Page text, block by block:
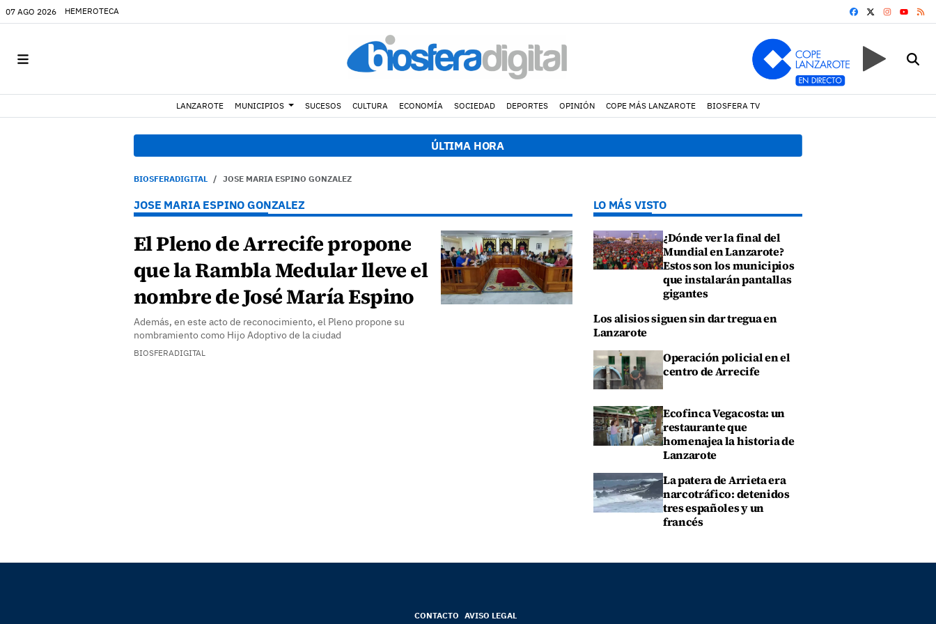
07 AGO 2026 HEMEROTECA FACEBOOK
YOUTUBE
LANZAROTE MUNICIPIOS SUCESOS CULTURA ECONOMÍA SOCIEDAD DEPORTES OPINIÓN COPE MÁS LANZAROTE BIOSFERA TV
ÚLTIMA HORA
El alcalde de Arrecife colabora para sofocar un incendio en una vivienda de Playa Honda
BIOSFERADIGITAL JOSE MARIA ESPINO GONZALEZ
JOSE MARIA ESPINO GONZALEZ
El Pleno de Arrecife propone
que la Rambla Medular lleve el
nombre de José María Espino
Además, en este acto de reconocimiento, el Pleno propone su
nombramiento como Hijo Adoptivo de la ciudad
BIOSFERADIGITAL
LO MÁS VISTO
¿Dónde ver la final del
Mundial en Lanzarote?
Estos son los municipios
que instalarán pantallas
gigantes
Los alisios siguen sin dar tregua en
Lanzarote
Operación policial en el
centro de Arrecife
Ecofinca Vegacosta: un
restaurante que
homenajea la historia de
Lanzarote
La patera de Arrieta era
narcotráfico: detenidos
tres españoles y un
francés
CONTACTO AVISO LEGAL